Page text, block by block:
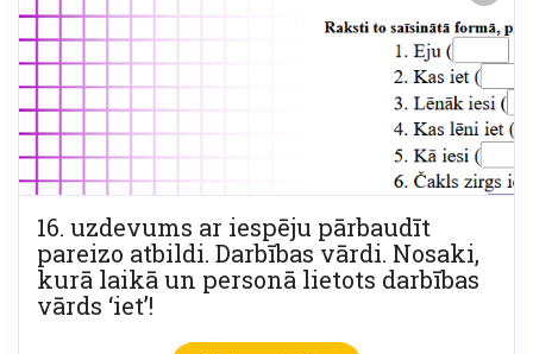
16. uzdevums ar iespēju pārbaudīt
pareizo atbildi. Darbības vārdi. Nosaki,
kurā laikā un personā lietots darbības
vārds ‘iet’!